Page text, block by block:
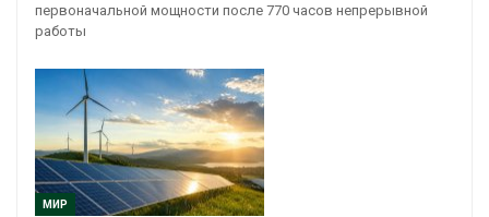
первоначальной мощности после 770 часов непрерывной
работы
МИР